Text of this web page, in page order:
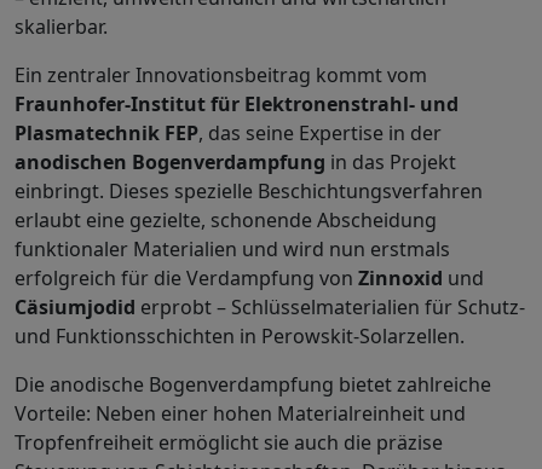
skalierbar.
Ein zentraler Innovationsbeitrag kommt vom
Fraunhofer-Institut für Elektronenstrahl- und
Plasmatechnik FEP, das seine Expertise in der
anodischen Bogenverdampfung in das Projekt
einbringt. Dieses spezielle Beschichtungsverfahren
erlaubt eine gezielte, schonende Abscheidung
funktionaler Materialien und wird nun erstmals
erfolgreich für die Verdampfung von Zinnoxid und
Cäsiumjodid erprobt – Schlüsselmaterialien für Schutz-
und Funktionsschichten in Perowskit-Solarzellen.
Die anodische Bogenverdampfung bietet zahlreiche
Vorteile: Neben einer hohen Materialreinheit und
Tropfenfreiheit ermöglicht sie auch die präzise